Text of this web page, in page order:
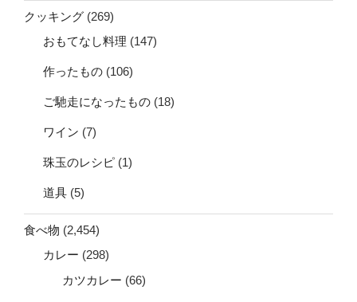
クッキング (269)
おもてなし料理 (147)
作ったもの (106)
ご馳走になったもの (18)
ワイン (7)
珠玉のレシピ (1)
道具 (5)
食べ物 (2,454)
カレー (298)
カツカレー (66)